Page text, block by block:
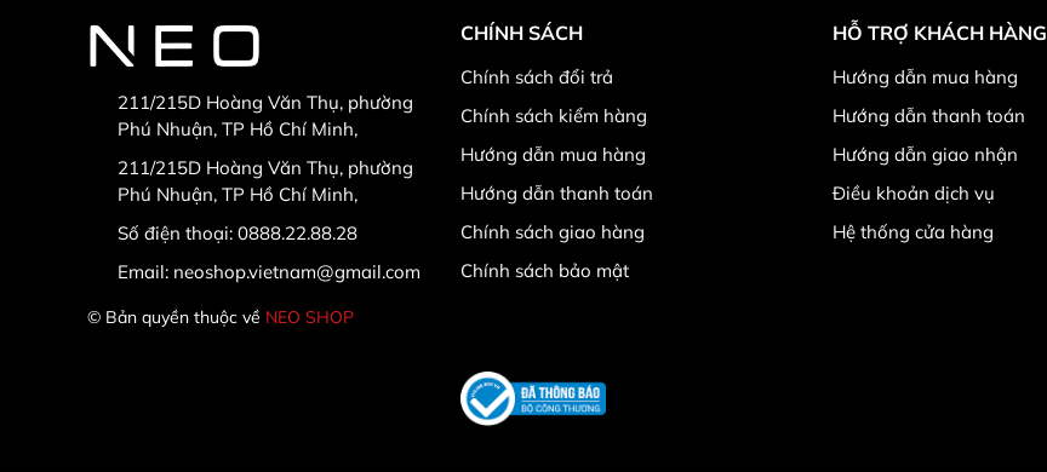
211/215D Hoàng Văn Thụ, phường
Phú Nhuận, TP Hồ Chí Minh,
211/215D Hoàng Văn Thụ, phường
Phú Nhuận, TP Hồ Chí Minh,
Số điện thoại: 0888.22.88.28
Email: neoshop.vietnam@gmail.com
© Bản quyền thuộc về NEO SHOP
CHÍNH SÁCH
Chính sách đổi trả
Chính sách kiểm hàng
Hướng dẫn mua hàng
Hướng dẫn thanh toán
Chính sách giao hàng
Chính sách bảo mật
HỖ TRỢ KHÁCH HÀNG
Hướng dẫn mua hàng
Hướng dẫn thanh toán
Hướng dẫn giao nhận
Điều khoản dịch vụ
Hệ thống cửa hàng